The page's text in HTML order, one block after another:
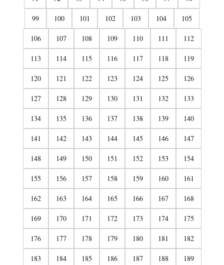
99 100 101 102 103 104 105
106 107 108 109 110 111 112
113 114 115 116 117 118 119
120 121 122 123 124 125 126
127 128 129 130 131 132 133
134 135 136 137 138 139 140
141 142 143 144 145 146 147
148 149 150 151 152 153 154
155 156 157 158 159 160 161
162 163 164 165 166 167 168
169 170 171 172 173 174 175
176 177 178 179 180 181 182
183 184 185 186 187 188 189